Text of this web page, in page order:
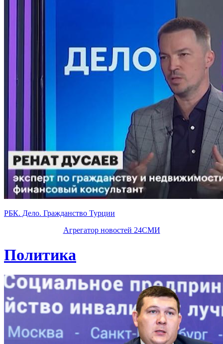
РБК. Дело. Гражданство Турции
Агрегатор новостей 24СМИ
Политика